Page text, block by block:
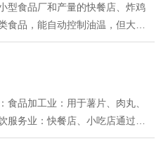
型食品厂和产量的快餐店、炸鸡
食品，能自动控制油温，但大部
用电和燃气。半自动系列：主要
动入料、自动搅拌和自动出料
品加工业：用于薯片、肉丸、
务业：快餐店、小吃店通过小
足即时需求。农业产业化：处理